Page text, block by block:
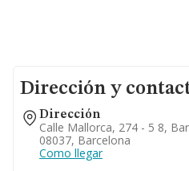
Dirección y
Dirección
Calle Mallorca, 274 - 5 8,
08037, Barcelona
Como llegar